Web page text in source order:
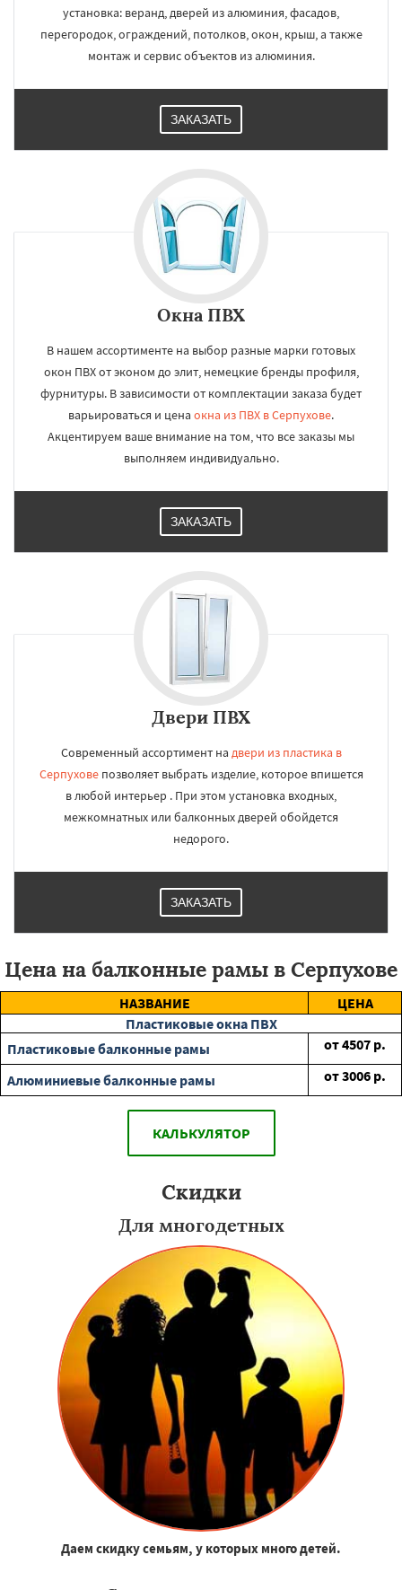
установка: веранд, дверей из алюминия, фасадов,
перегородок, ограждений, потолков, окон, крыш, а также
монтаж и сервис объектов из алюминия.
ЗАКАЗАТЬ
Окна ПВХ
В нашем ассортименте на выбор разные марки готовых
окон ПВХ от эконом до элит, немецкие бренды профиля,
фурнитуры. В зависимости от комплектации заказа будет
варьироваться и цена окна из ПВХ в Серпухове.
Акцентируем ваше внимание на том, что все заказы мы
выполняем индивидуально.
ЗАКАЗАТЬ
Двери ПВХ
Современный ассортимент на двери из пластика в
Серпуховепозволяет выбрать изделие, которое впишется
в любой интерьер . При этом установка входных,
межкомнатных или балконных дверей обойдется
недорого.
ЗАКАЗАТЬ
Цена на балконные рамы в Серпухове
НАЗВАНИЕ
ЦЕНА
Пластиковые окна ПВХ
Пластиковые балконные рамы
от4507 р.
Алюминиевые балконные рамы
от3006 р.
КАЛЬКУЛЯТОР
Скидки
Для многодетных
Даем скидку семьям, у которых много детей.